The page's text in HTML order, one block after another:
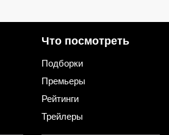
Что посмотреть
Подборки
Премьеры
Рейтинги
Трейлеры